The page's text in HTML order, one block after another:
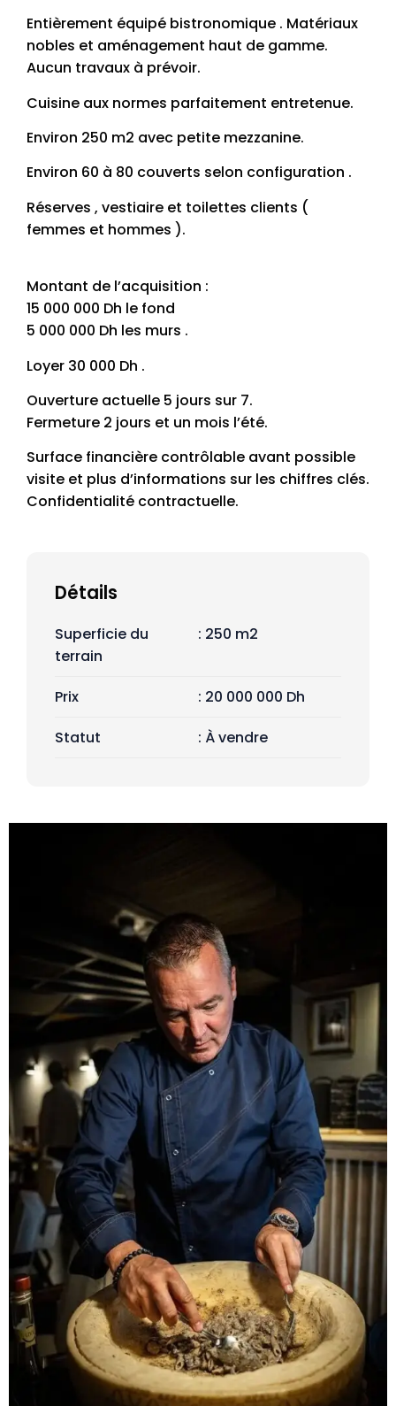
Détails
Superficie du
terrain
: 250 m2
Prix
: 20 000 000 Dh
Statut
: À vendre
Entièrement équipé bistronomique . Matériaux
nobles et aménagement haut de gamme.
Aucun travaux à prévoir.
Cuisine aux normes parfaitement entretenue.
Environ 250 m2 avec petite mezzanine.
Environ 60 à 80 couverts selon configuration .
Réserves , vestiaire et toilettes clients (
femmes et hommes ).
Montant de l’acquisition :
15 000 000 Dh le fond
5 000 000 Dh les murs .
Loyer 30 000 Dh .
Ouverture actuelle 5 jours sur 7.
Fermeture 2 jours et un mois l’été.
Surface financière contrôlable avant possible
visite et plus d’informations sur les chiffres clés.
Confidentialité contractuelle.